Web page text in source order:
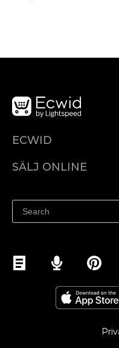
ECWID
Pris
SÄLJ ONLINE
Sälj på Facebook
Sälj på Instagram